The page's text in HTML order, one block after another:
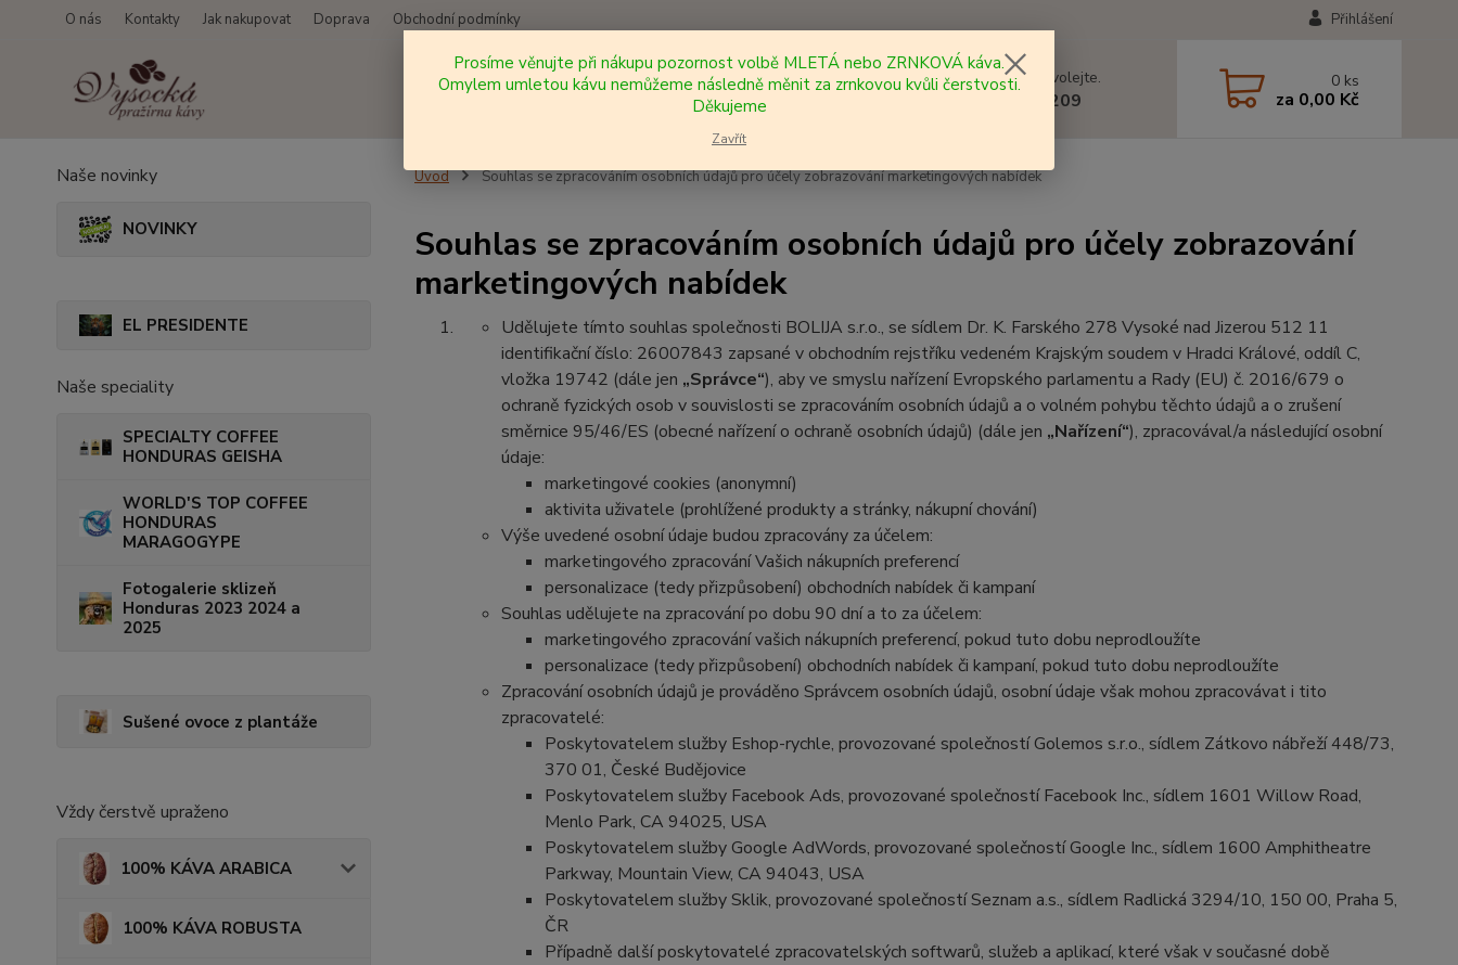
O nás Kontakty Jak nakupovat Doprava Obchodní podmínky Přihlášení
Hledat Nevíte si rady? Zavolejte.
+420 602 577 209
0 ks
za 0,00 Kč
Naše novinky
NOVINKY
EL PRESIDENTE
Naše speciality
SPECIALTY COFFEE
HONDURAS GEISHA
WORLD'S TOP COFFEE
HONDURAS
MARAGOGYPE
Fotogalerie sklizeň
Honduras 2023 2024 a
2025
Sušené ovoce z plantáže
Vždy čerstvě upraženo
100% KÁVA ARABICA
100% KÁVA ROBUSTA
Úvod Souhlas se zpracováním osobních údajů pro účely zobrazování marketingových nabídek
Souhlas se zpracováním osobních údajů pro účely zobrazování
marketingových nabídek
Udělujete tímto souhlas společnosti BOLIJA s.r.o., se sídlem Dr. K. Farského 278 Vysoké nad Jizerou 512 11
identifikační číslo: 26007843 zapsané v obchodním rejstříku vedeném Krajským soudem v Hradci Králové, oddíl C,
vložka 19742 (dále jen „Správce“), aby ve smyslu nařízení Evropského parlamentu a Rady (EU) č. 2016/679 o
ochraně fyzických osob v souvislosti se zpracováním osobních údajů a o volném pohybu těchto údajů a o zrušení
směrnice 95/46/ES (obecné nařízení o ochraně osobních údajů) (dále jen „Nařízení“), zpracovával/a následující osobní
údaje:
marketingové cookies (anonymní)
aktivita uživatele (prohlížené produkty a stránky, nákupní chování)
Výše uvedené osobní údaje budou zpracovány za účelem:
marketingového zpracování Vašich nákupních preferencí
personalizace (tedy přizpůsobení) obchodních nabídek či kampaní
Souhlas udělujete na zpracování po dobu 90 dní a to za účelem:
marketingového zpracování vašich nákupních preferencí, pokud tuto dobu neprodloužíte
personalizace (tedy přizpůsobení) obchodních nabídek či kampaní, pokud tuto dobu neprodloužíte
Zpracování osobních údajů je prováděno Správcem osobních údajů, osobní údaje však mohou zpracovávat i tito
zpracovatelé:
Poskytovatelem služby Eshop-rychle, provozované společností Golemos s.r.o., sídlem Zátkovo nábřeží 448/73,
370 01, České Budějovice
Poskytovatelem služby Facebook Ads, provozované společností Facebook Inc., sídlem 1601 Willow Road,
Menlo Park, CA 94025, USA
Poskytovatelem služby Google AdWords, provozované společností Google Inc., sídlem 1600 Amphitheatre
Parkway, Mountain View, CA 94043, USA
Poskytovatelem služby Sklik, provozované společností Seznam a.s., sídlem Radlická 3294/10, 150 00, Praha 5,
ČR
Případně další poskytovatelé zpracovatelských softwarů, služeb a aplikací, které však v současné době
Prosíme věnujte při nákupu pozornost volbě MLETÁ nebo ZRNKOVÁ káva.
Omylem umletou kávu nemůžeme následně měnit za zrnkovou kvůli čerstvosti.
Děkujeme
Zavřít